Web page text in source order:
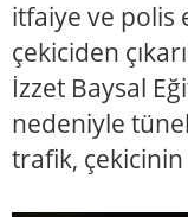
itfaiye ve polis
çekiciden
İzzet Baysal
nedeniyle
trafik,